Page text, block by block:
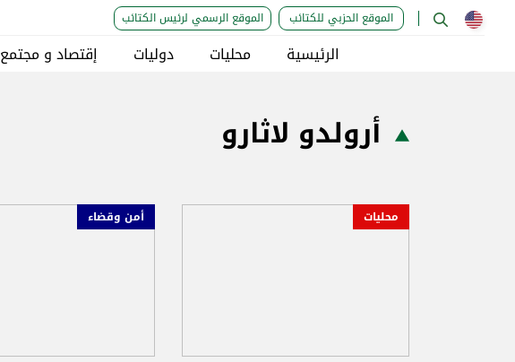
الموقع الحزبي للكتائب الموقع الرسمي لرئيس الكتائب
الرئيسية محليات دوليات إقتصاد و مجتمع
أرولدو لاثارو
محليات أمن وقضاء